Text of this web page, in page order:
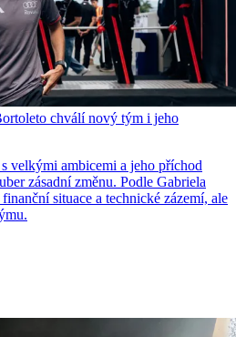
chválí nový tým i jeho
velkými ambicemi a jeho příchod
zásadní změnu. Podle Gabriela
situace a technické zázemí, ale